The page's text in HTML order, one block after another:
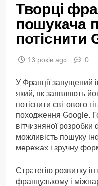
Творці
пошукача
потіснити
13 років ago 0
У Франції запущений
який, як заявляють
потіснити світового
походження Google.
вітчизняної
можливість пошуку
мережах і зручну
Стратегію розвитку
французькому і